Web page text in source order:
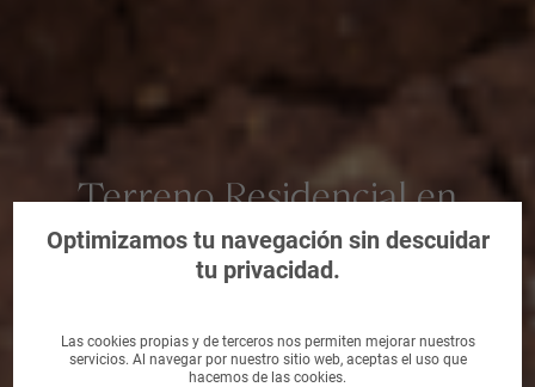
Terreno Residencial en
Riudarenes, Girona
Optimizamos tu navegación sin descuidar
tu privacidad.
Las cookies propias y de terceros nos permiten mejorar nuestros
servicios. Al navegar por nuestro sitio web, aceptas el uso que
hacemos de las cookies.